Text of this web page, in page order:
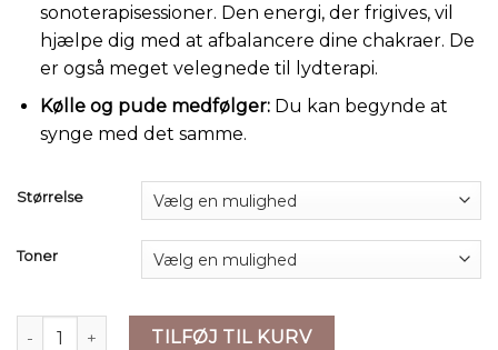
sonoterapisessioner. Den energi, der frigives, vil
hjælpe dig med at afbalancere dine chakraer. De
er også meget velegnede til lydterapi.
Kølle og pude medfølger:Du kan begynde at
synge med det samme.
Størrelse
Toner
Ren Krystalklar Syngeskål - 7 toner tilgængelige antal
TILFØJ TIL KURV